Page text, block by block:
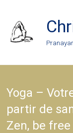
content
Yoga –
partir de
Zen, be free